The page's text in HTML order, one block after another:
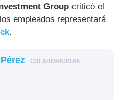
Group criticó el
empleados representará
.
COLABORADORA